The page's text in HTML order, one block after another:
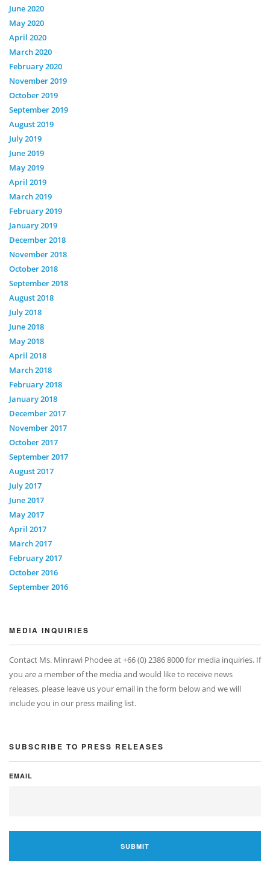
June 2020
May 2020
April 2020
March 2020
February 2020
November 2019
October 2019
September 2019
August 2019
July 2019
June 2019
May 2019
April 2019
March 2019
February 2019
January 2019
December 2018
November 2018
October 2018
September 2018
August 2018
July 2018
June 2018
May 2018
April 2018
March 2018
February 2018
January 2018
December 2017
November 2017
October 2017
September 2017
August 2017
July 2017
June 2017
May 2017
April 2017
March 2017
February 2017
October 2016
September 2016
MEDIA INQUIRIES
Contact Ms. Minrawi Phodee at +66 (0) 2386 8000 for media inquiries. If
you are a member of the media and would like to receive news
releases, please leave us your email in the form below and we will
include you in our press mailing list.
SUBSCRIBE TO PRESS RELEASES
EMAIL